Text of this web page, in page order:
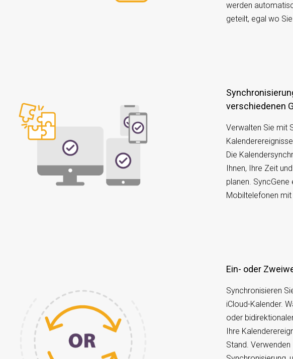
werden
geteilt, egal wo
Synchronisierung von Kalenderereignissen auf
verschiedenen
Verwalten Sie mit
Die
Ihnen, Ihre Zeit
planen.
Mobiltelefonen
Ein- oder
Synchronisieren
iCloud-Kalender.
oder
Ihre
Stand.